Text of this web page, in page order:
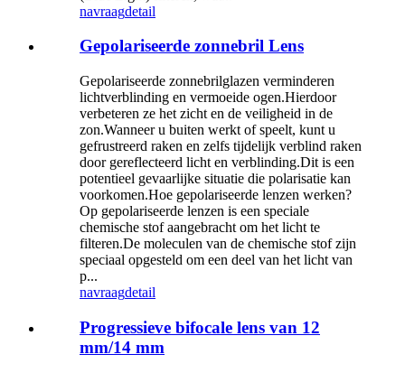
navraagdetail
Gepolariseerde zonnebril Lens
Gepolariseerde zonnebrilglazen verminderen
lichtverblinding en vermoeide ogen.Hierdoor
verbeteren ze het zicht en de veiligheid in de
zon.Wanneer u buiten werkt of speelt, kunt u
gefrustreerd raken en zelfs tijdelijk verblind raken
door gereflecteerd licht en verblinding.Dit is een
potentieel gevaarlijke situatie die polarisatie kan
voorkomen.Hoe gepolariseerde lenzen werken?
Op gepolariseerde lenzen is een speciale
chemische stof aangebracht om het licht te
filteren.De moleculen van de chemische stof zijn
speciaal opgesteld om een ​​deel van het licht van
p...
navraagdetail
Progressieve bifocale lens van 12
mm/14 mm